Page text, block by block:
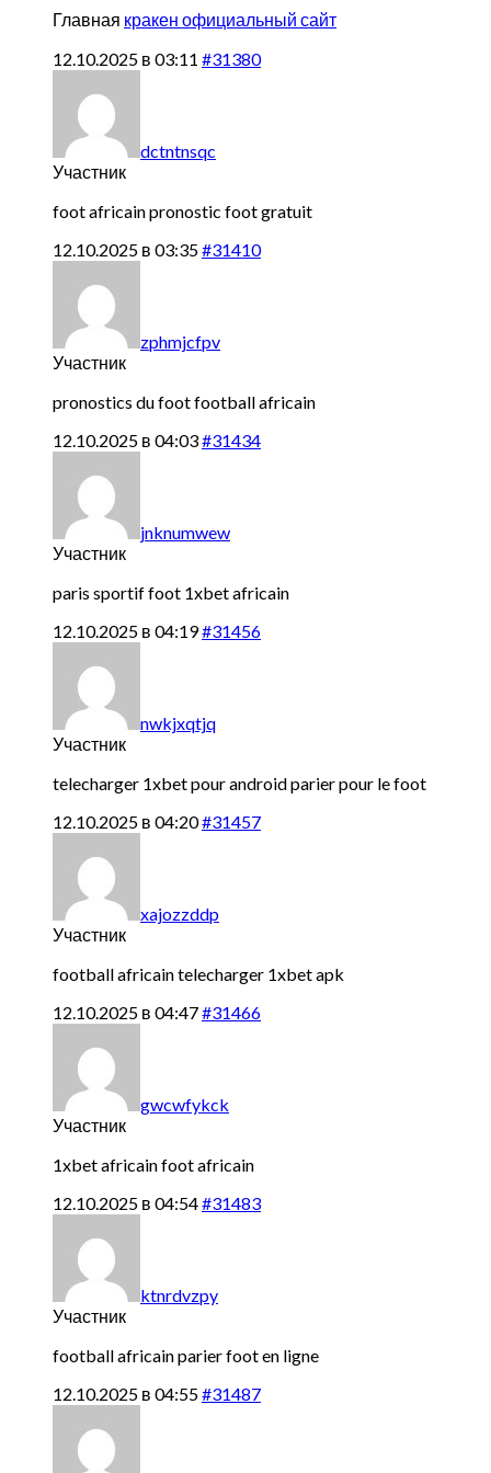
Главная кракен официальный сайт
12.10.2025 в 03:11 #31380
dctntnsqc
Участник
foot africainpronostic foot gratuit
12.10.2025 в 03:35#31410
zphmjcfpv
Участник
pronostics du footfootball africain
12.10.2025 в 04:03#31434
jnknumwew
Участник
paris sportif foot 1xbet africain
12.10.2025 в 04:19#31456
nwkjxqtjq
Участник
telecharger 1xbet pour androidparier pour le foot
12.10.2025 в 04:20#31457
xajozzddp
Участник
football africaintelecharger 1xbet apk
12.10.2025 в 04:47#31466
gwcwfykck
Участник
1xbet africainfoot africain
12.10.2025 в 04:54#31483
ktnrdvzpy
Участник
football africainparier foot en ligne
12.10.2025 в 04:55#31487